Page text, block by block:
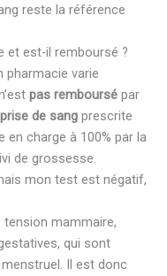
reste la référence
et est-il remboursé ?
pharmacie varie
pas remboursé par
prise de sang prescrite
en charge à 100% par la
de grossesse.
mon test est négatif,
mammaire,
qui sont
Il est donc